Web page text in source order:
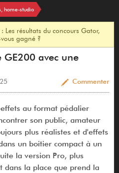
home-studio
Les résultats du concours Gator,
gagné ?
avec une
Commenter
au format pédalier
son public, amateur
plus réalistes et d'effets
un boitier compact à un
la version Pro, plus
dans la place que prend la